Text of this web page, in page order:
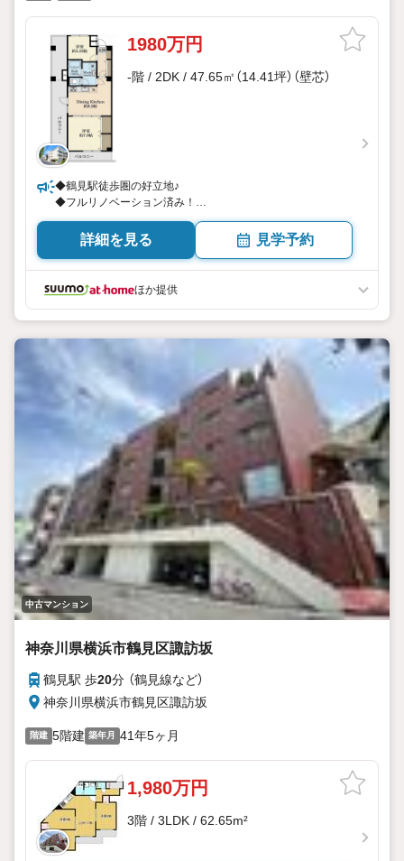
1980万円
-階 / 2DK / 47.65㎡（14.41坪）（壁芯）
◆鶴見駅徒歩圏の好立地♪
◆フルリノベーション済み！
◆安心の新耐震基準♪
詳細を見る 見学予約
ほか提供
中古マンション
神奈川県横浜市鶴見区諏訪坂
鶴見駅 歩20分 （鶴見線など）
神奈川県横浜市鶴見区諏訪坂
階建 5階建 築年月 41年5ヶ月
1,980万円
3階 / 3LDK / 62.65m²